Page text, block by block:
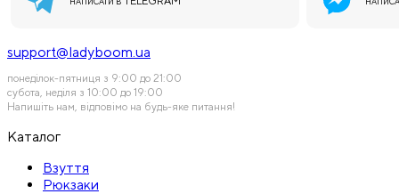
support@ladyboom.ua
понеділок-пятниця з 9:00 до 21:00
субота, неділя з 10:00 до 19:00
Напишіть нам, відповімо на будь-яке питання!
Каталог
Взуття
Рюкзаки